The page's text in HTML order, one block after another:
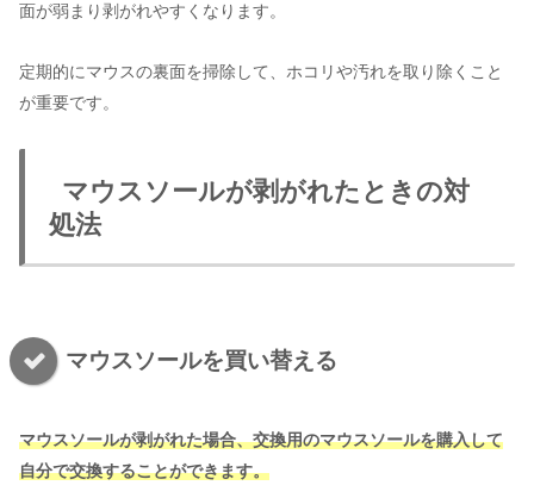
面が弱まり剥がれやすくなります。
定期的にマウスの裏面を掃除して、ホコリや汚れを取り除くこと
が重要です。
マウスソールが剥がれたときの対
処法
マウスソールを買い替える
マウスソールが剥がれた場合、交換用のマウスソールを購入して
自分で交換することができます。